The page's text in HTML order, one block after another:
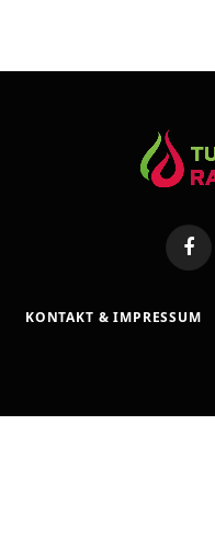
KONTAKT & IMPRESSUM